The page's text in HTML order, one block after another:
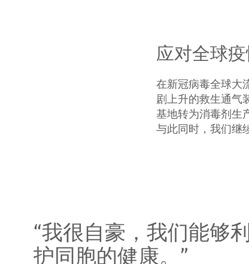
应对全球
在新冠病毒全球大
剧上升的救生通气
基地转为消毒剂生
与此同时，我们继
“我很自豪，我们能够
护同胞的健康。”